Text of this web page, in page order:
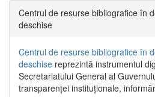
Centrul de resurse bibliografice în
deschise
Centrul de resurse bibliografice în
deschise reprezintă instrumentul
Secretariatului General al
transparenței instituționale,